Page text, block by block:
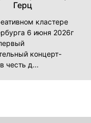
Герц
кластере
6 июня 2026г
концерт-
честь д...